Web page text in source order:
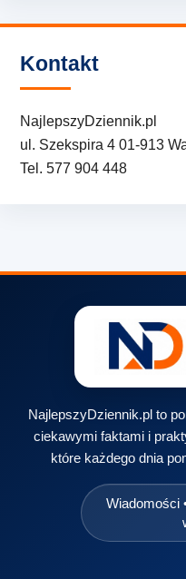
Kontakt
NajlepszyDziennik.pl
ul. Szekspira 4 01-913
Tel. 577 904 448
NajlepszyDziennik.pl to
ciekawymi faktami i
które każdego dnia
Wiadomości